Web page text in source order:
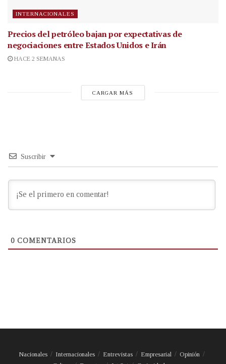
INTERNACIONALES
Precios del petróleo bajan por expectativas de
negociaciones entre Estados Unidos e Irán
HACE 2 SEMANAS
CARGAR MÁS
Suscribir
0 COMENTARIOS
Nacionales Internacionales Entrevistas Empresarial
Opinión